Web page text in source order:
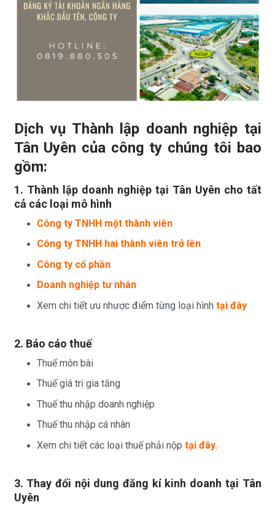
Dịch vụ Thành lập doanh nghiệp tại
Tân Uyên của công ty chúng tôi bao
gồm:
1. Thành lập doanh nghiệp tại Tân Uyên cho tất
cả các loại mô hình
Công ty TNHH một thành viên
Công ty TNHH hai thành viên trở lên
Công ty cổ phần
Doanh nghiệp tư nhân
Xem chi tiết ưu nhược điểm từng loại hình tại đây
2. Báo cáo thuế
Thuế môn bài
Thuế giá trị gia tăng
Thuế thu nhập doanh nghiệp
Thuế thu nhập cá nhân
Xem chi tiết các loại thuế phải nộp tại đây.
3. Thay đổi nội dung đăng kí kinh doanh tại Tân
Uyên